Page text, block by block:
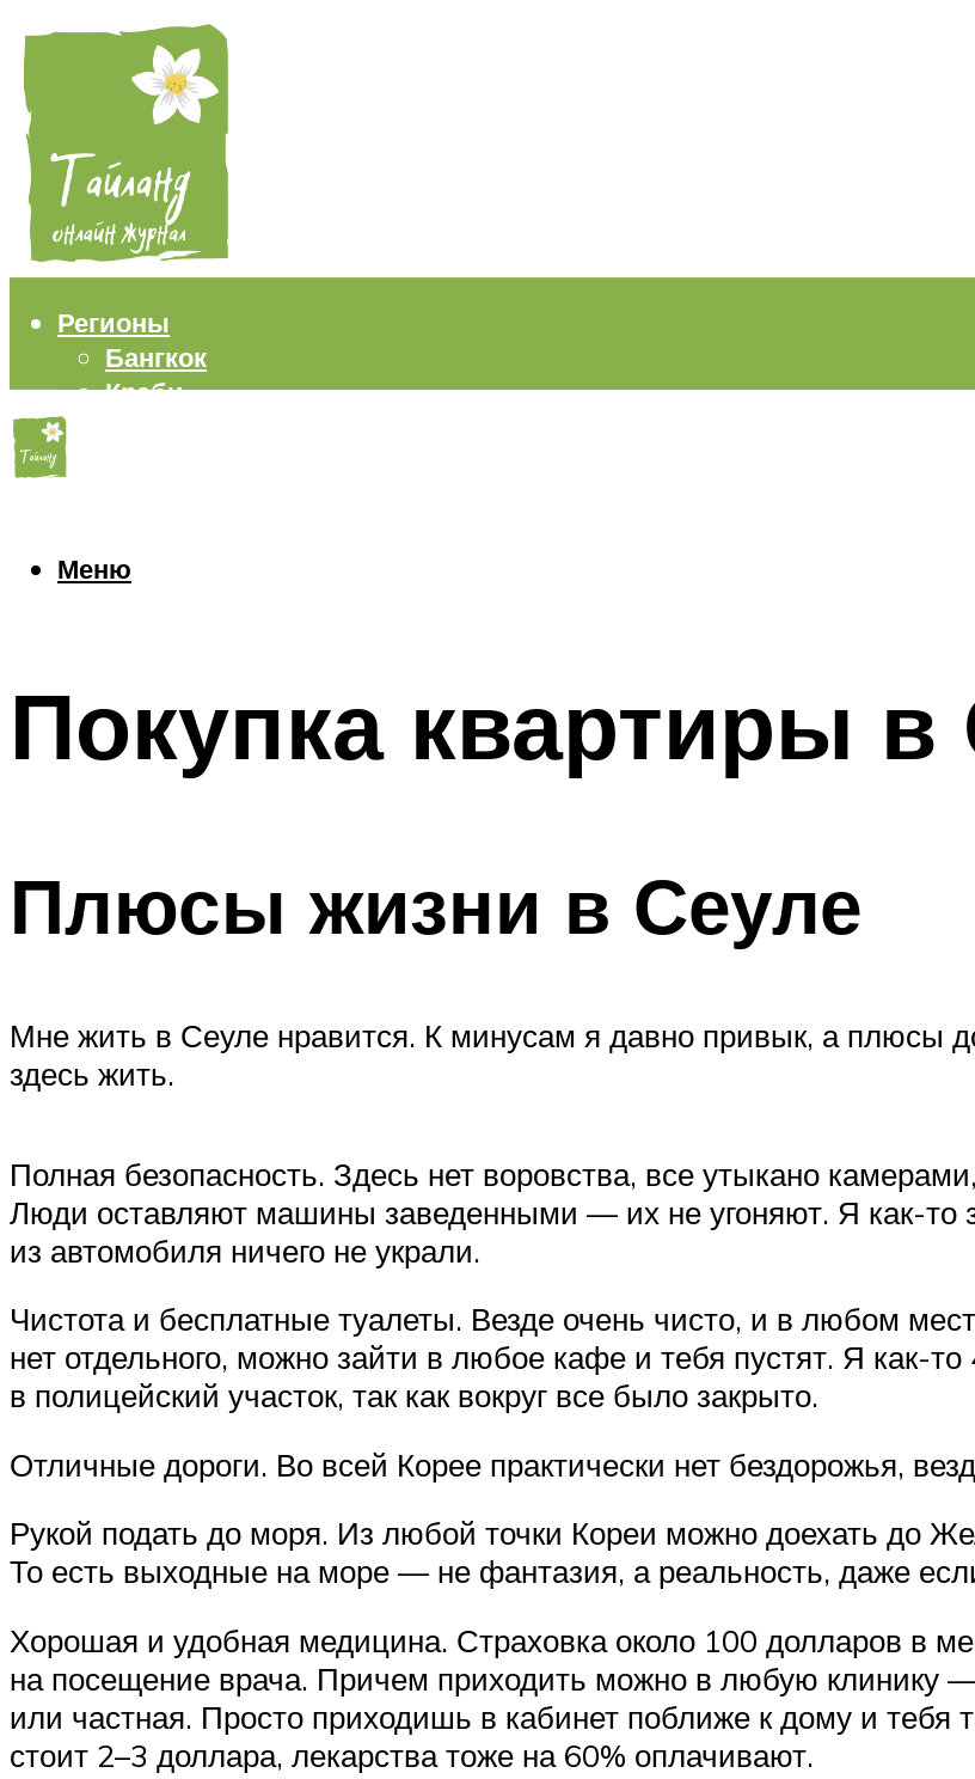
Регионы
Бангкок
Краби
Еда
Меню
Меню
Покупка квартиры в
Плюсы жизни в Сеуле
Мне жить в Сеуле нравится. К минусам я давно привык, а плюсы
здесь жить.
Полная безопасность. Здесь нет воровства, все утыкано
Люди оставляют машины заведенными — их не угоняют. Я как-то
из автомобиля ничего не украли.
Чистота и бесплатные туалеты. Везде очень чисто, и в любом
нет отдельного, можно зайти в любое кафе и тебя пустят. Я как-
в полицейский участок, так как вокруг все было закрыто.
Отличные дороги. Во всей Корее практически нет бездорожья,
Рукой подать до моря. Из любой точки Кореи можно доехать до
То есть выходные на море — не фантазия, а реальность, даже
Хорошая и удобная медицина. Страховка около 100 долларов в
на посещение врача. Причем приходить можно в любую клинику
или частная. Просто приходишь в кабинет поближе к дому и тебя
стоит 2–3 доллара, лекарства тоже на 60% оплачивают.